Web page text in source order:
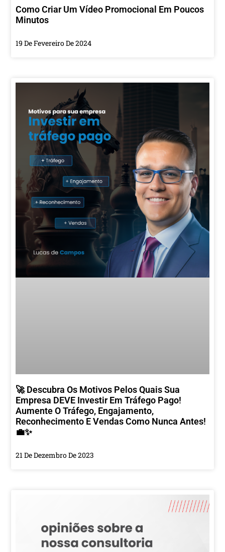
Como Criar Um Vídeo Promocional Em Poucos
Minutos
19 De Fevereiro De 2024
🚀 Descubra Os Motivos Pelos Quais Sua
Empresa DEVE Investir Em Tráfego Pago!
Aumente O Tráfego, Engajamento,
Reconhecimento E Vendas Como Nunca Antes!
💼✨
21 De Dezembro De 2023